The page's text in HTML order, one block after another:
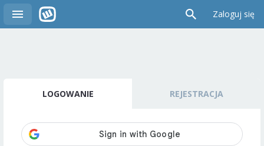
Zaloguj się
LOGOWANIE REJESTRACJA